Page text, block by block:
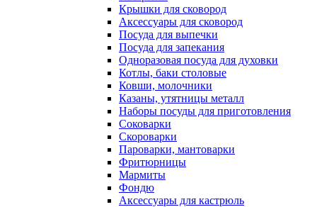
Крышки для сковород
Аксессуары для сковород
Посуда для выпечки
Посуда для запекания
Одноразовая посуда для духовки
Котлы, баки столовые
Ковши, молочники
Казаны, утятницы металл
Наборы посуды для приготовления
Соковарки
Скороварки
Пароварки, мантоварки
Фритюрницы
Мармиты
Фондю
Аксессуары для кастрюль